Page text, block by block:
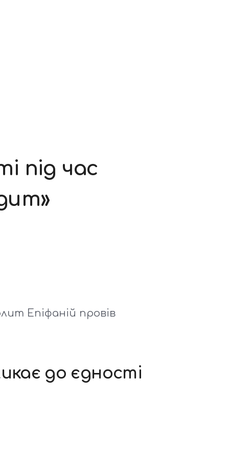
під час
Епіфаній провів
до єдності